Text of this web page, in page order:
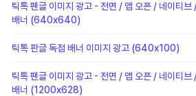
틱톡 팬글 이미지 광고 - 전면 / 앱 오픈 / 네이티브
배너 (640x640)
틱톡 판글 독점 배너 이미지 광고 (640x100)
틱톡 팬글 이미지 광고 - 전면 / 앱 오픈 / 네이티브
배너 (1200x628)